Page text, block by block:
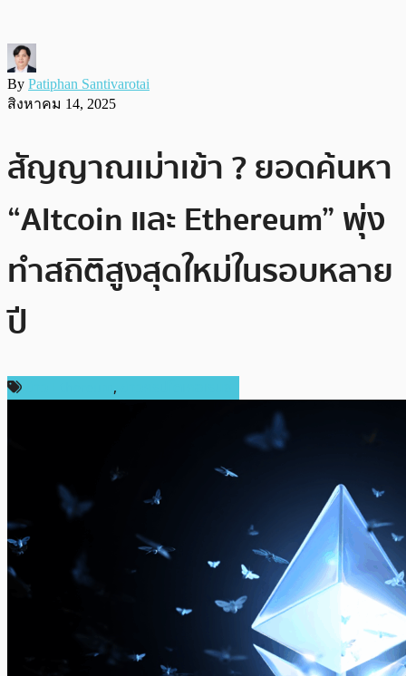
By Patiphan Santivarotai
สิงหาคม 14, 2025
สัญญาณเม่าเข้า ? ยอดค้นหา
“Altcoin และ Ethereum” พุ่ง
ทำสถิติสูงสุดใหม่ในรอบหลาย
ปี
,